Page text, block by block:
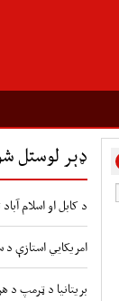
ډېر لوستل
د کابل او اسلام
امریکايي استازې د
بریتانیا د ټرمپ د